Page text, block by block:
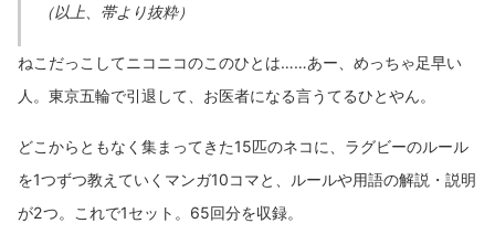
（以上、帯より抜粋）
ねこだっこしてニコニコのこのひとは……あー、めっちゃ足早い
人。東京五輪で引退して、お医者になる言うてるひとやん。
どこからともなく集まってきた15匹のネコに、ラグビーのルール
を1つずつ教えていくマンガ10コマと、ルールや用語の解説・説明
が2つ。これで1セット。65回分を収録。